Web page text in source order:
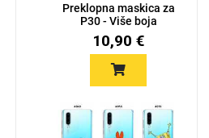
Preklopna maskica za
P30 - Više boja
10,90 €